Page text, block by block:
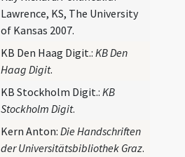
Lawrence, KS, The University
of Kansas 2007.
KB Den Haag Digit.:KB Den
Haag Digit.
KB Stockholm Digit.:KB
Stockholm Digit.
Kern Anton:Die Handschriften
der Universitätsbibliothek Graz.